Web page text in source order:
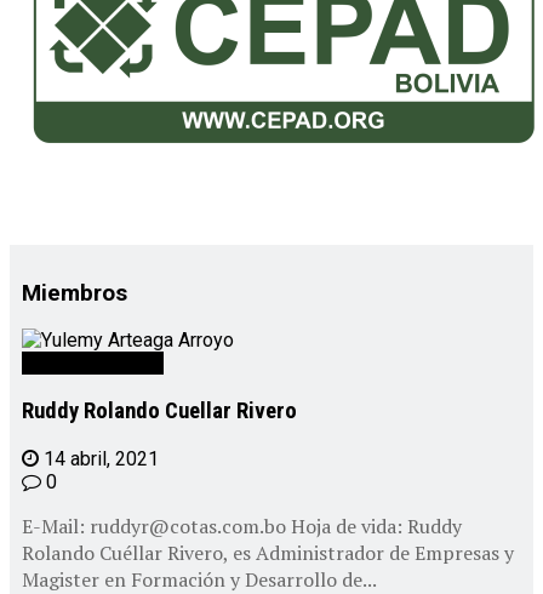
Miembros
Ruddy Rolando Cuellar Rivero
14 abril, 2021
0
E-Mail: ruddyr@cotas.com.bo Hoja de vida: Ruddy
Rolando Cuéllar Rivero, es Administrador de Empresas y
Magister en Formación y Desarrollo de...